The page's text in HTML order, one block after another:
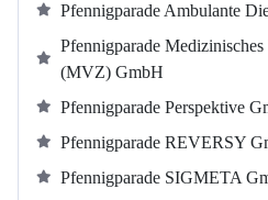
Pfennigparade Ambulante
Pfennigparade
(MVZ) GmbH
Pfennigparade Perspektive
Pfennigparade REVERSY
Pfennigparade SIGMETA